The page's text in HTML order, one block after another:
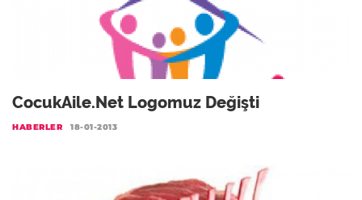
CocukAile.net Logomuz Değişti
HABERLER 18-01-2013